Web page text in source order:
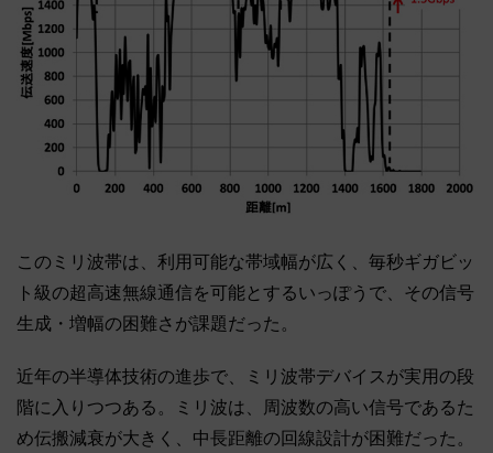
このミリ波帯は、利用可能な帯域幅が広く、毎秒ギガビッ
ト級の超高速無線通信を可能とするいっぽうで、その信号
生成・増幅の困難さが課題だった。
近年の半導体技術の進歩で、ミリ波帯デバイスが実用の段
階に入りつつある。ミリ波は、周波数の高い信号であるた
め伝搬減衰が大きく、中長距離の回線設計が困難だった。